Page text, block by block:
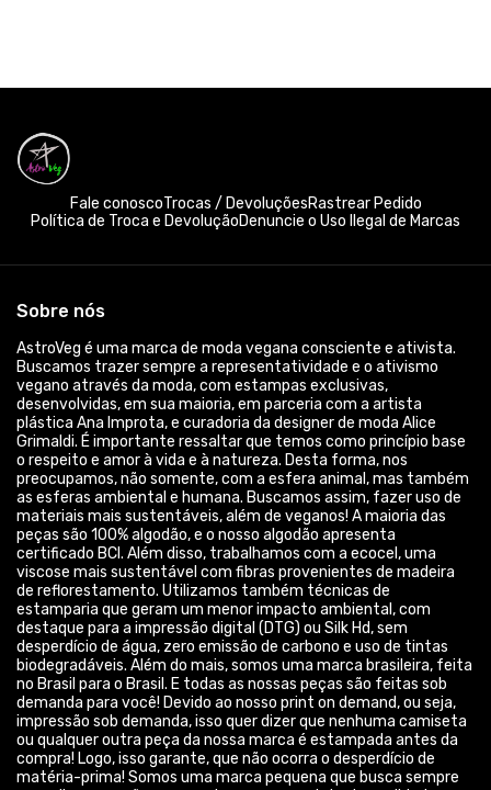
Fale conoscoTrocas / DevoluçõesRastrear Pedido
Política de Troca e DevoluçãoDenuncie o Uso Ilegal de Marcas
Sobre nós
AstroVeg é uma marca de moda vegana consciente e ativista.
Buscamos trazer sempre a representatividade e o ativismo
vegano através da moda, com estampas exclusivas,
desenvolvidas, em sua maioria, em parceria com a artista
plástica Ana Improta, e curadoria da designer de moda Alice
Grimaldi. É importante ressaltar que temos como princípio base
o respeito e amor à vida e à natureza. Desta forma, nos
preocupamos, não somente, com a esfera animal, mas também
as esferas ambiental e humana. Buscamos assim, fazer uso de
materiais mais sustentáveis, além de veganos! A maioria das
peças são 100% algodão, e o nosso algodão apresenta
certificado BCI. Além disso, trabalhamos com a ecocel, uma
viscose mais sustentável com fibras provenientes de madeira
de reflorestamento. Utilizamos também técnicas de
estamparia que geram um menor impacto ambiental, com
destaque para a impressão digital (DTG) ou Silk Hd, sem
desperdício de água, zero emissão de carbono e uso de tintas
biodegradáveis. Além do mais, somos uma marca brasileira, feita
no Brasil para o Brasil. E todas as nossas peças são feitas sob
demanda para você! Devido ao nosso print on demand, ou seja,
impressão sob demanda, isso quer dizer que nenhuma camiseta
ou qualquer outra peça da nossa marca é estampada antes da
compra! Logo, isso garante, que não ocorra o desperdício de
matéria-prima! Somos uma marca pequena que busca sempre